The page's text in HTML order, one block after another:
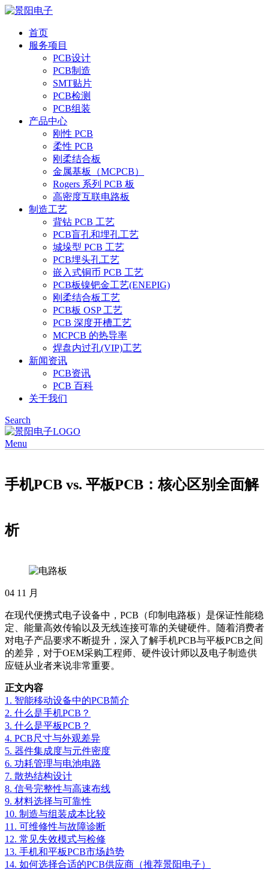
首页
服务项目
PCB设计
PCB制造
SMT贴片
PCB检测
PCB组装
产品中心
刚性 PCB
柔性 PCB
刚柔结合板
金属基板（MCPCB）
Rogers 系列 PCB 板
高密度互联电路板
制造工艺
背钻 PCB 工艺
PCB盲孔和埋孔工艺
城垛型 PCB 工艺
PCB埋头孔工艺
嵌入式铜币 PCB 工艺
PCB板镍钯金工艺(ENEPIG)
刚柔结合板工艺
PCB板 OSP 工艺
PCB 深度开槽工艺
MCPCB 的热导率
焊盘内过孔(VIP)工艺
新闻资讯
PCB资讯
PCB 百科
关于我们
Search
Menu
手机PCB vs. 平板PCB：核心区别全面解
析
04 11 月
在现代便携式电子设备中，PCB（印制电路板）是保证性能稳
定、能量高效传输以及无线连接可靠的关键硬件。随着消费者
对电子产品要求不断提升，深入了解手机PCB与平板PCB之间
的差异，对于OEM采购工程师、硬件设计师以及电子制造供
应链从业者来说非常重要。
正文内容
1. 智能移动设备中的PCB简介
2. 什么是手机PCB？
3. 什么是平板PCB？
4. PCB尺寸与外观差异
5. 器件集成度与元件密度
6. 功耗管理与电池电路
7. 散热结构设计
8. 信号完整性与高速布线
9. 材料选择与可靠性
10. 制造与组装成本比较
11. 可维修性与故障诊断
12. 常见失效模式与检修
13. 手机和平板PCB市场趋势
14. 如何选择合适的PCB供应商（推荐景阳电子）